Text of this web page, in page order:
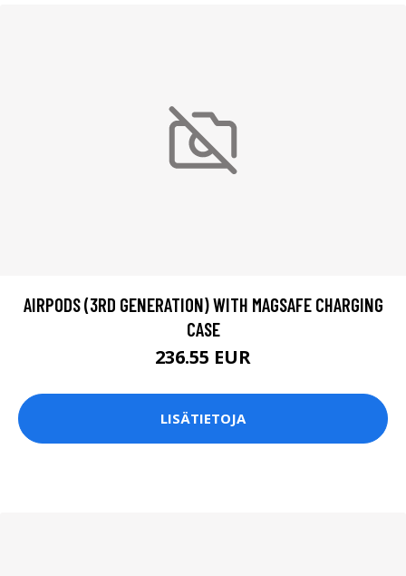
AIRPODS (3RD GENERATION) WITH MAGSAFE CHARGING
CASE
236.55 EUR
LISÄTIETOJA